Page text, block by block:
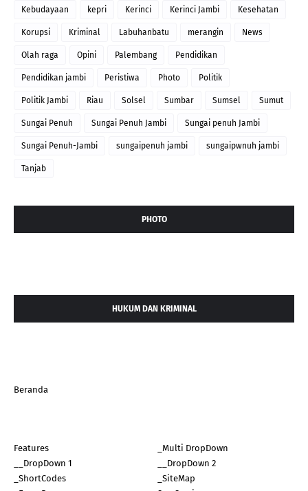
Kebudayaan kepri Kerinci Kerinci Jambi Kesehatan
Korupsi Kriminal Labuhanbatu merangin News
Olah raga Opini Palembang Pendidikan
Pendidikan jambi Peristiwa Photo Politik
Politik Jambi Riau Solsel Sumbar Sumsel Sumut
Sungai Penuh Sungai Penuh Jambi Sungai penuh Jambi
Sungai Penuh-Jambi sungaipenuh jambi sungaipwnuh jambi
Tanjab
PHOTO
HUKUM DAN KRIMINAL
Beranda
Features
_Multi DropDown
__DropDown 1
__DropDown 2
_ShortCodes
_SiteMap